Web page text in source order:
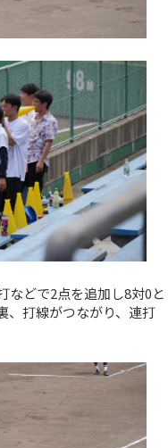
などで2点を追加し8対0と
、打線がつながり、連打